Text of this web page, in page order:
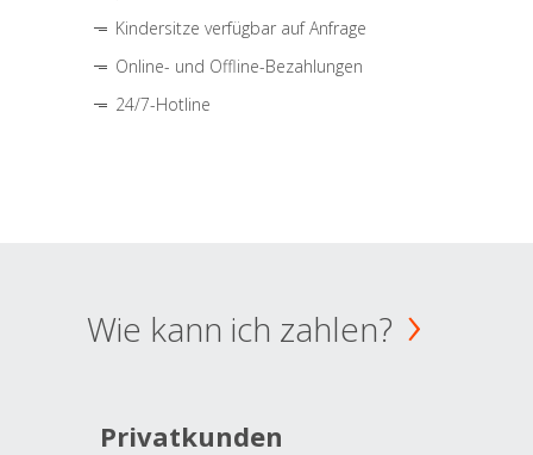
Kindersitze verfügbar auf Anfrage
Online- und Offline-Bezahlungen
24/7-Hotline
Wie kann ich zahlen?
Privatkunden